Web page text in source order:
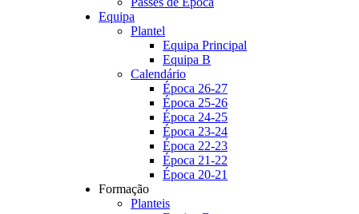
Equipa
Plantel
Equipa Principal
Equipa B
Calendário
Época 26-27
Época 25-26
Época 24-25
Época 23-24
Época 22-23
Época 21-22
Época 20-21
Formação
Planteis